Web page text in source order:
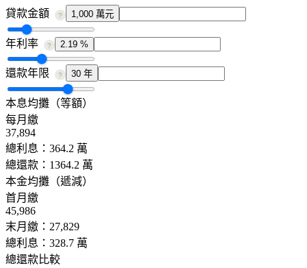
貸款金額 ? 1,000 萬元
年利率 ? 2.19 %
還款年限 ? 30 年
本息均攤（等額）
每月繳
37,894
總利息： 364.2 萬
總還款： 1364.2 萬
本金均攤（遞減）
首月繳
45,986
末月繳： 27,829
總利息： 328.7 萬
總還款比較